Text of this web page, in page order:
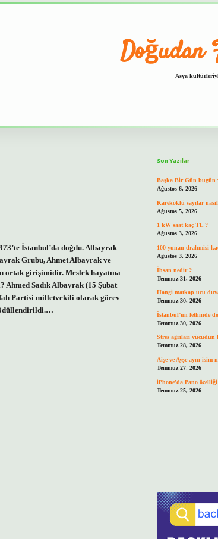
Asya
İstanbul’da doğdu. Albayrak
Grubu, Ahmet Albayrak ve
ortak girişimidir. Meslek hayatına
Ahmed Sadık Albayrak (15 Şubat
Partisi milletvekili olarak görev
ödüllendirildi.…
Son Yazılar
Başka Bir Gün bugün
Ağustos 6, 2026
Kareköklü sayılar
Ağustos 5, 2026
1 kW saat kaç TL ?
Ağustos 3, 2026
100 yunan drahmisi
Ağustos 3, 2026
İhsan nedir ?
Temmuz 31, 2026
Hangi matkap ucu
Temmuz 30, 2026
İstanbul’un fethinde
Temmuz 30, 2026
Stres ağrıları
Temmuz 28, 2026
Aişe ve Ayşe aynı isim
Temmuz 27, 2026
iPhone’da Pano
Temmuz 25, 2026